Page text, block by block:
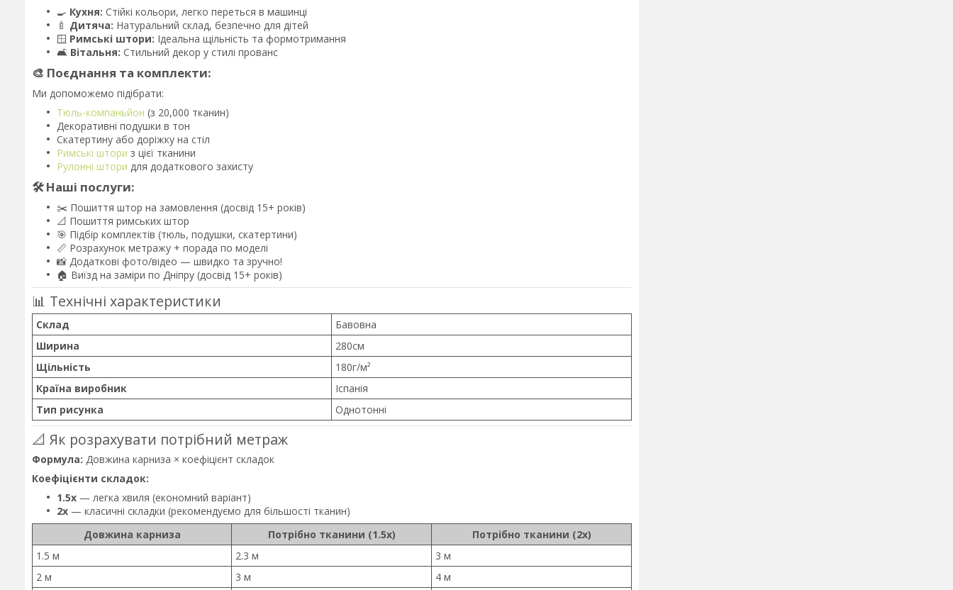
🍳 Кухня: Стійкі кольори, легко переться в машинці
🍼 Дитяча: Натуральний склад, безпечно для дітей
🪟 Римські штори: Ідеальна щільність та формотримання
🛋️ Вітальня: Стильний декор у стилі прованс
🎨 Поєднання та комплекти:
Ми допоможемо підібрати:
Тюль-компаньйон (з 20,000 тканин)
Декоративні подушки в тон
Скатертину або доріжку на стіл
Римські штори з цієї тканини
Рулонні штори для додаткового захисту
🛠️ Наші послуги:
✂️ Пошиття штор на замовлення (досвід 15+ років)
📐 Пошиття римських штор
🎯 Підбір комплектів (тюль, подушки, скатертини)
📏 Розрахунок метражу + порада по моделі
📸 Додаткові фото/відео — швидко та зручно!
🏠 Виїзд на заміри по Дніпру (досвід 15+ років)
📊 Технічні характеристики
Склад
Бавовна
Ширина
280см
Щільність
180г/м²
Країна виробник
Іспанія
Тип рисунка
Однотонні
📐 Як розрахувати потрібний метраж
Формула: Довжина карниза × коефіцієнт складок
Коефіцієнти складок:
1.5x — легка хвиля (економний варіант)
2x — класичні складки (рекомендуємо для більшості тканин)
Довжина карниза
Потрібно тканини (1.5x)
Потрібно тканини (2x)
1.5 м
2.3 м
3 м
2 м
3 м
4 м